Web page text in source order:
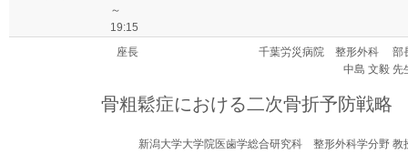
～
19:15
座長
千葉労災病院 整形外科 部
中島 文毅 先
骨粗鬆症における二次骨折予防戦略
新潟大学大学院医歯学総合研究科 整形外科学分野 教